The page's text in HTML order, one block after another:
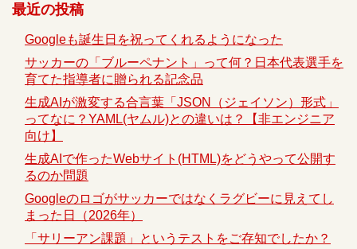
最近の投稿
Googleも誕生日を祝ってくれるようになった
サッカーの「ブルーペナント」って何？日本代表選手を
育てた指導者に贈られる記念品
生成AIが激変する合言葉「JSON（ジェイソン）形式」
ってなに？YAML(ヤムル)との違いは？【非エンジニア
向け】
生成AIで作ったWebサイト(HTML)をどうやって公開す
るのか問題
Googleのロゴがサッカーではなくラグビーに見えてし
まった日（2026年）
「サリーアン課題」というテストをご存知でしたか？